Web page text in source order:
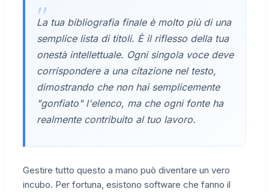
La tua bibliografia finale è molto più di una
semplice lista di titoli. È il riflesso della tua
onestà intellettuale. Ogni singola voce deve
corrispondere a una citazione nel testo,
dimostrando che non hai semplicemente
"gonfiato" l'elenco, ma che ogni fonte ha
realmente contribuito al tuo lavoro.
Gestire tutto questo a mano può diventare un vero
incubo. Per fortuna, esistono software che fanno il